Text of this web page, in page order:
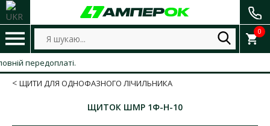
0
передоплаті.
ЩИТИ ДЛЯ ОДНОФАЗНОГО ЛІЧИЛЬНИКА
ЩИТОК ШМР 1Ф-Н-10